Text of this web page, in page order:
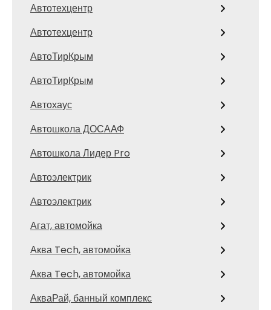
Автотехцентр
Автотехцентр
АвтоТирКрым
АвтоТирКрым
Автохаус
Автошкола ДОСААФ
Автошкола Лидер Pro
Автоэлектрик
Автоэлектрик
Агат, автомойка
Аква Tech, автомойка
Аква Tech, автомойка
АкваРай, банный комплекс